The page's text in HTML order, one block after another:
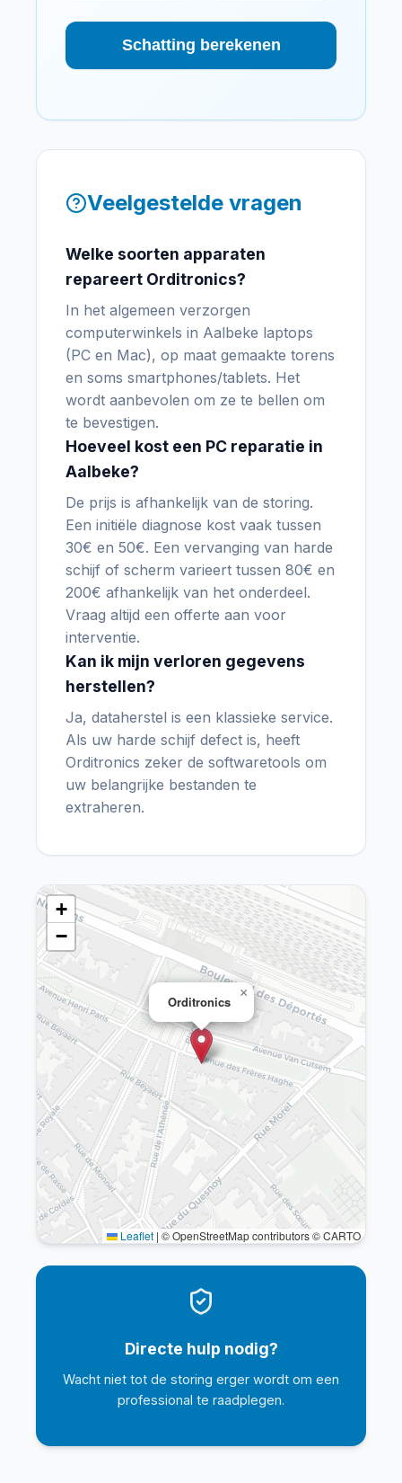
Schatting berekenen
Veelgestelde vragen
Welke soorten apparaten
repareert Orditronics?
In het algemeen verzorgen
computerwinkels in Aalbeke laptops
(PC en Mac), op maat gemaakte torens
en soms smartphones/tablets. Het
wordt aanbevolen om ze te bellen om
te bevestigen.
Hoeveel kost een PC reparatie in
Aalbeke?
De prijs is afhankelijk van de storing.
Een initiële diagnose kost vaak tussen
30€ en 50€. Een vervanging van harde
schijf of scherm varieert tussen 80€ en
200€ afhankelijk van het onderdeel.
Vraag altijd een offerte aan voor
interventie.
Kan ik mijn verloren gegevens
herstellen?
Ja, dataherstel is een klassieke service.
Als uw harde schijf defect is, heeft
Orditronics zeker de softwaretools om
uw belangrijke bestanden te
extraheren.
Orditronics
×
+
−
Leaflet | © OpenStreetMap contributors © CARTO
Directe hulp nodig?
Wacht niet tot de storing erger wordt om een
professional te raadplegen.